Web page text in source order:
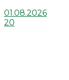
01.08.2026
20